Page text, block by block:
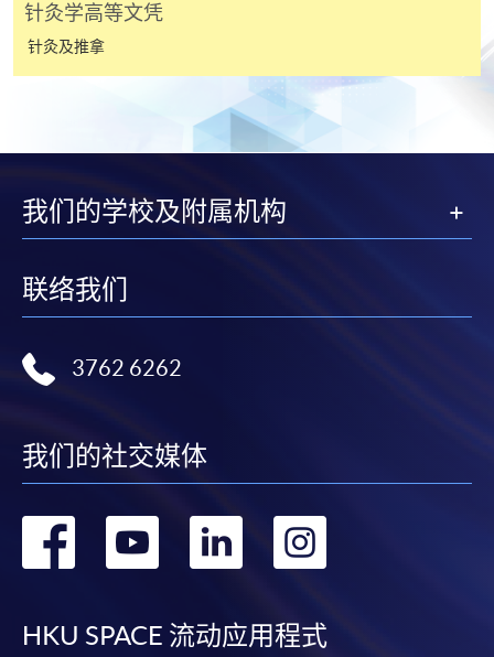
针灸学高等文凭
针灸及推拿
我们的学校及附属机构
联络我们
3762 6262
我们的社交媒体
转
转
转
HKU SPACE 流动应用程式